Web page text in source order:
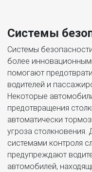
Системы
Системы
более
помогают
водителей и
Некоторые
предотвращения
автоматически
угроза
системами контроля
предупреждают
автомобилей,